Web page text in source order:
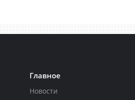
Главное
Новости